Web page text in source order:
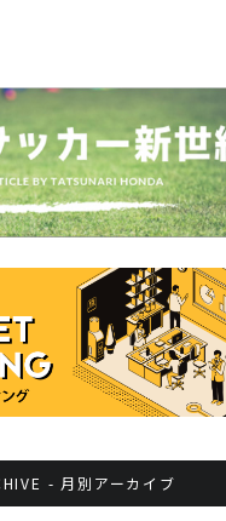
- 月別アーカイブ